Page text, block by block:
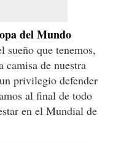
del Mundo
sueño que tenemos,
camisa de nuestra
privilegio defender
al final de todo
en el Mundial de